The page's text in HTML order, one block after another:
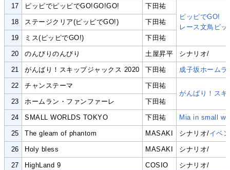
17 ピッピでピッピでGO!GO!GO!
下田祐
ピッピでGO!
レース文鳥ピッ
18 ステージクリア(ピッピでGO!) 下田祐
19 ミス(ピッピでGO!) 下田祐
20 のんびりのんびり 土屋昇平 シナリオ/
21 がんばり！スキップジャックス 2020 下田祐 成子坂ホームラ
22 チャンステーマ
下田祐
がんばり！ス
23
ホームラン・ファンファーレ 下田祐
24 SMALL WORLDS TOKYO 下田祐 Mia in small
25 The gleam of phantom MASAKI シナリオ/イベ
26 Holy bless MASAKI シナリオ/
27 HighLand 9 COSIO シナリオ/